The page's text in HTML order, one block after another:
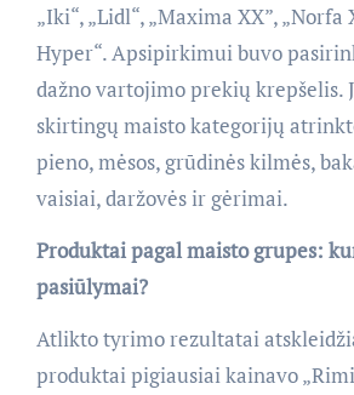
„Iki“, „Lidl“, „Maxima XX”, „Norfa
Hyper“. Apsipirkimui buvo
dažno vartojimo prekių krepšelis.
skirtingų maisto kategorijų
pieno, mėsos, grūdinės kilmės,
vaisiai, daržovės ir gėrimai.
Produktai pagal maisto grupes:
pasiūlymai?
Atlikto tyrimo rezultatai
produktai pigiausiai kainavo